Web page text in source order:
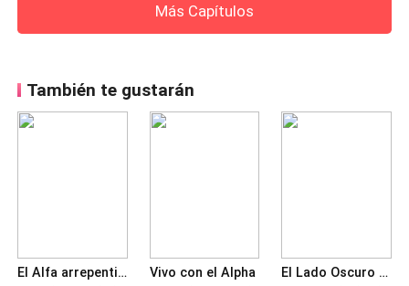
Más Capítulos
También te gustarán
El Alfa arrepentido: Vuelve a mí. Vivo con el Alpha El Lado Oscuro del Destino